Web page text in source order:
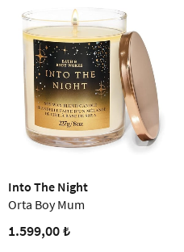
Into The Night
Orta Boy Mum
1.599,00 ₺